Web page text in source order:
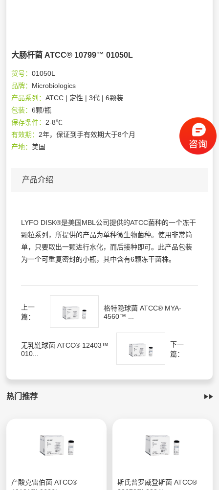
大肠杆菌 ATCC® 10799™ 01050L
货号：01050L
品牌： Microbiologics
产品系列：ATCC | 定性 | 3代 | 6颗装
包装：6颗/瓶
保存条件： 2-8℃
有效期： 2年，保证到手有效期大于8个月
产地：美国
产品介绍
LYFO DISK®是美国MBL公司提供的ATCC菌种的一个冻干
颗粒系列，所提供的产品为单种微生物菌种。使用非常简
单，只要取出一颗进行水化，而后接种即可。此产品包装
为一个可重复密封的小瓶，其中含有6颗冻干菌株。
上一
篇：
格特隐球菌 ATCC® MYA-
4560™ ...
无乳链球菌 ATCC® 12403™
010...
下一
篇：
热门推荐
产酸克雷伯菌 ATCC®
斯氏普罗威登斯菌 ATCC®